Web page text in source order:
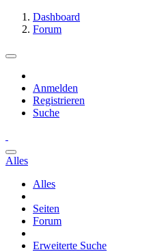
Dashboard
Forum
Anmelden
Registrieren
Suche
Alles
Alles
Seiten
Forum
Erweiterte Suche